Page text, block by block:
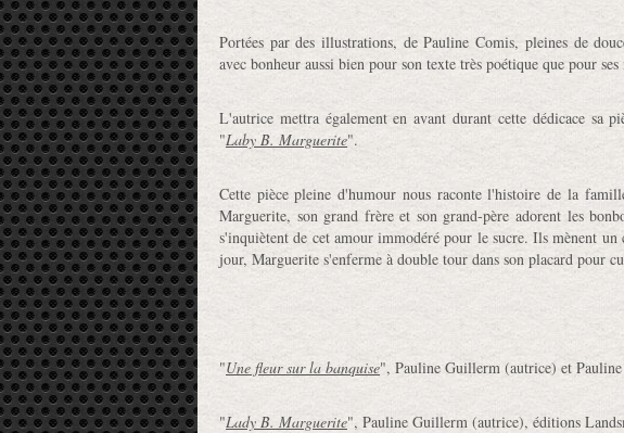
Portées par des illustrations, de Pauline Comis, pleines de
avec bonheur aussi bien pour son texte très poétique que pour ses
L'autrice mettra également en avant durant cette dédicace sa
"Laby B. Marguerite".
Cette pièce pleine d'humour nous raconte l'histoire de la
Marguerite, son grand frère et son grand-père adorent les
s'inquiètent de cet amour immodéré pour le sucre. Ils mènent
jour, Marguerite s'enferme à double tour dans son placard pour
"Une fleur sur la banquise", Pauline Guillerm (autrice) et
"Lady B. Marguerite", Pauline Guillerm (autrice), éditions